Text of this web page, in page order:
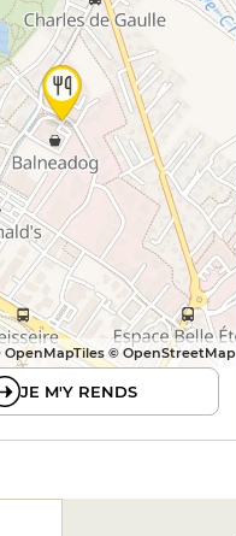
OpenMapTiles © OpenStreetMap
JE M'Y RENDS